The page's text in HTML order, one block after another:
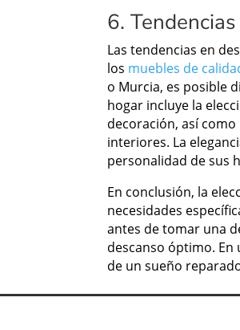
6.
Las tendencias en
los muebles de
o Murcia, es posible
hogar incluye la
decoración, así
interiores. La
personalidad de sus
En conclusión, la
necesidades
antes de tomar una
descanso óptimo.
de un sueño